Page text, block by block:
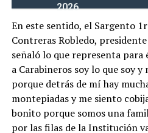
2026
En este sentido, el Sargento
Contreras Robledo,
señaló lo que representa
a Carabineros soy lo que soy
porque detrás de mí hay
montepiadas y me siento
bonito porque somos una
por las filas de la Institución